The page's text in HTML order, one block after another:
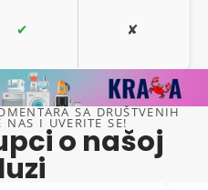
✔ ✘
SA DRUŠTVENIH
NAS I UVERITE SE!
o našoj